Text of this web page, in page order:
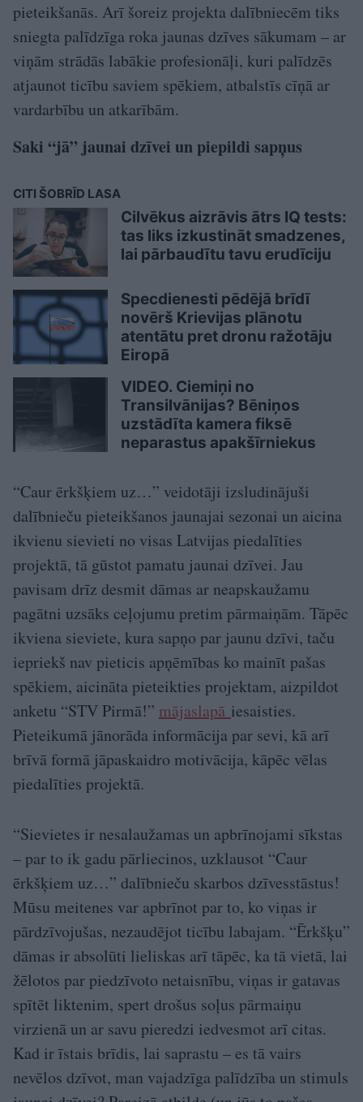
pieteikšanās. Arī šoreiz projekta dalībniecēm tiks
sniegta palīdzīga roka jaunas dzīves sākumam – ar
viņām strādās labākie profesionāļi, kuri palīdzēs
atjaunot ticību saviem spēkiem, atbalstīs cīņā ar
vardarbību un atkarībām.
Saki “jā” jaunai dzīvei un piepildi sapņus
CITI ŠOBRĪD LASA
Cilvēkus aizrāvis ātrs IQ tests:
tas liks izkustināt smadzenes,
lai pārbaudītu tavu erudīciju
Specdienesti pēdējā brīdī
novērš Krievijas plānotu
atentātu pret dronu ražotāju
Eiropā
VIDEO. Ciemiņi no
Transilvānijas? Bēniņos
uzstādīta kamera fiksē
neparastus apakšīrniekus
“Caur ērkšķiem uz…” veidotāji izsludinājuši
dalībnieču pieteikšanos jaunajai sezonai un aicina
ikvienu sievieti no visas Latvijas piedalīties
projektā, tā gūstot pamatu jaunai dzīvei. Jau
pavisam drīz desmit dāmas ar neapskaužamu
pagātni uzsāks ceļojumu pretim pārmaiņām. Tāpēc
ikviena sieviete, kura sapņo par jaunu dzīvi, taču
iepriekš nav pieticis apņēmības ko mainīt pašas
spēkiem, aicināta pieteikties projektam, aizpildot
anketu “STV Pirmā!” mājaslapā iesaisties.
Pieteikumā jānorāda informācija par sevi, kā arī
brīvā formā jāpaskaidro motivācija, kāpēc vēlas
piedalīties projektā.
“Sievietes ir nesalaužamas un apbrīnojami sīkstas
– par to ik gadu pārliecinos, uzklausot “Caur
ērkšķiem uz…” dalībnieču skarbos dzīvesstāstus!
Mūsu meitenes var apbrīnot par to, ko viņas ir
pārdzīvojušas, nezaudējot ticību labajam. “Ērkšķu”
dāmas ir absolūti lieliskas arī tāpēc, ka tā vietā, lai
žēlotos par piedzīvoto netaisnību, viņas ir gatavas
spītēt liktenim, spert drošus soļus pārmaiņu
virzienā un ar savu pieredzi iedvesmot arī citas.
Kad ir īstais brīdis, lai saprastu – es tā vairs
nevēlos dzīvot, man vajadzīga palīdzība un stimuls